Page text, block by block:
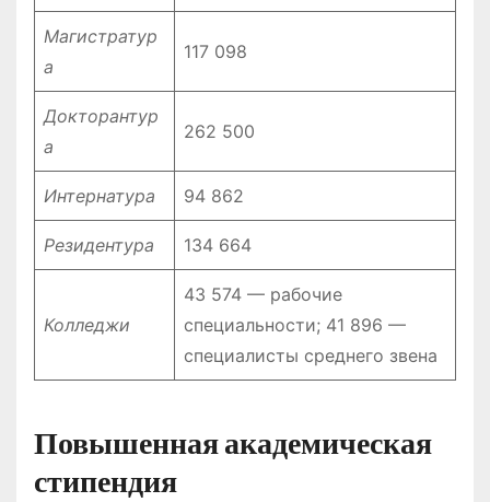
Магистратур
а
117 098
Докторантур
а
262 500
Интернатура 94 862
Резидентура 134 664
Колледжи
43 574 — рабочие
специальности; 41 896 —
специалисты среднего звена
Повышенная академическая
стипендия